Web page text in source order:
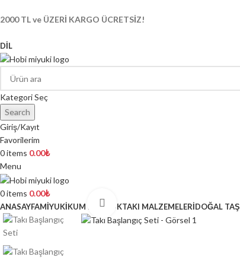
2000 TL ve ÜZERİ KARGO ÜCRETSİZ!
DIL
Kategori Seç
Search
Giriş/Kayıt
Favorilerim
0items 0.00₺
Menu
0items 0.00₺
ANASAYFAMİYUKİKUM BONCUKTAKI MALZEMELERİDOĞAL TAŞ
Click to enlarge